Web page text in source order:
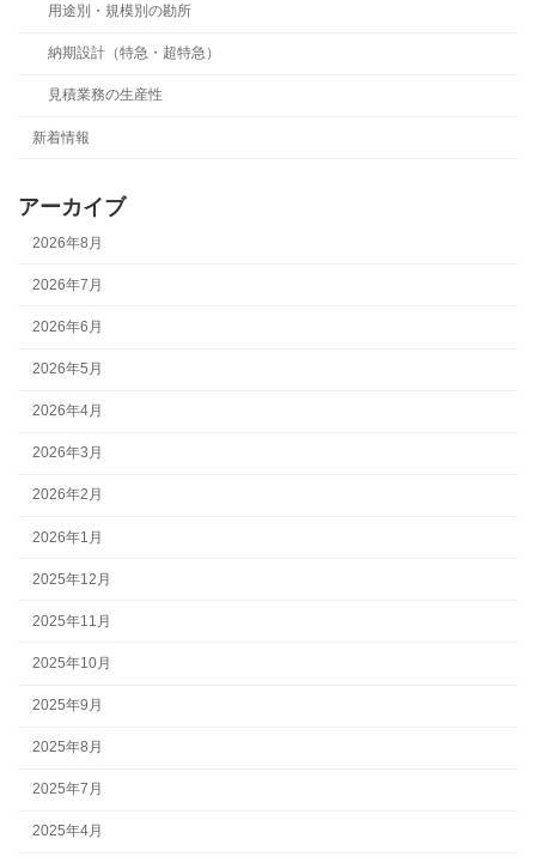
用途別・規模別の勘所
納期設計（特急・超特急）
見積業務の生産性
新着情報
アーカイブ
2026年8月
2026年7月
2026年6月
2026年5月
2026年4月
2026年3月
2026年2月
2026年1月
2025年12月
2025年11月
2025年10月
2025年9月
2025年8月
2025年7月
2025年4月